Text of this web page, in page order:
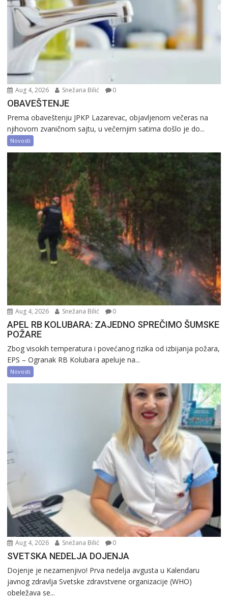
Aug 4, 2026 Snežana Bilić 0
OBAVEŠTENJE
Prema obaveštenju JPKP Lazarevac, objavljenom večeras na
njihovom zvaničnom sajtu, u večernjim satima došlo je do...
Novosti
Aug 4, 2026 Snežana Bilić 0
APEL RB KOLUBARA: ZAJEDNO SPREČIMO ŠUMSKE
POŽARE
Zbog visokih temperatura i povećanog rizika od izbijanja požara,
EPS – Ogranak RB Kolubara apeluje na...
Novosti
Aug 4, 2026 Snežana Bilić 0
SVETSKA NEDELJA DOJENJA
Dojenje je nezamenjivo! Prva nedelja avgusta u Kalendaru
javnog zdravlja Svetske zdravstvene organizacije (WHO)
obeležava se...